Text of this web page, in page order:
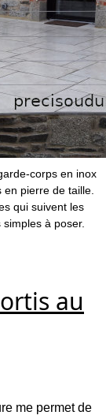
corps en inox
pierre de taille.
qui suivent les
à poser.
au
me permet de